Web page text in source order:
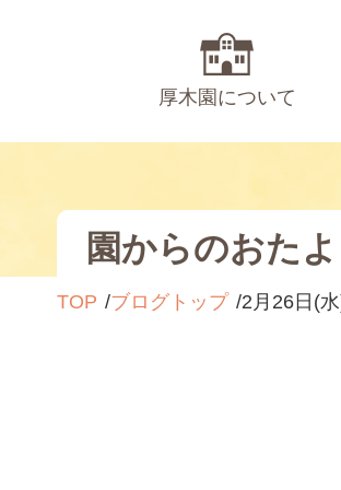
厚木園について
園からのおたよ
TOP ブログトップ 2月26日(